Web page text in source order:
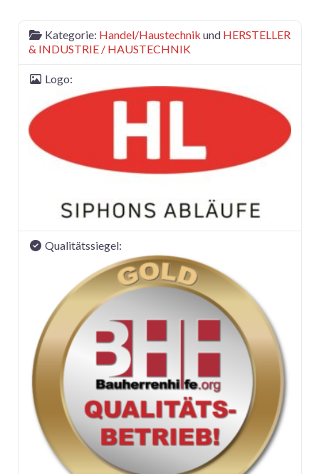
Kategorie: Handel/Haustechnik und HERSTELLER
& INDUSTRIE / HAUSTECHNIK
Logo:
Qualitätssiegel: